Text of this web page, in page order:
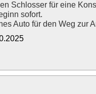
Schlosser für eine
sofort.
Auto für den Weg zur